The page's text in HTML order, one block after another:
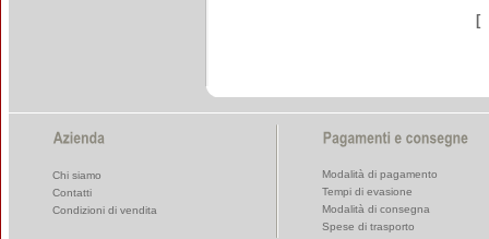
[
Chi siamo
Contatti
Condizioni di vendita
Modalità di pagamento
Tempi di evasione
Modalità di consegna
Spese di trasporto